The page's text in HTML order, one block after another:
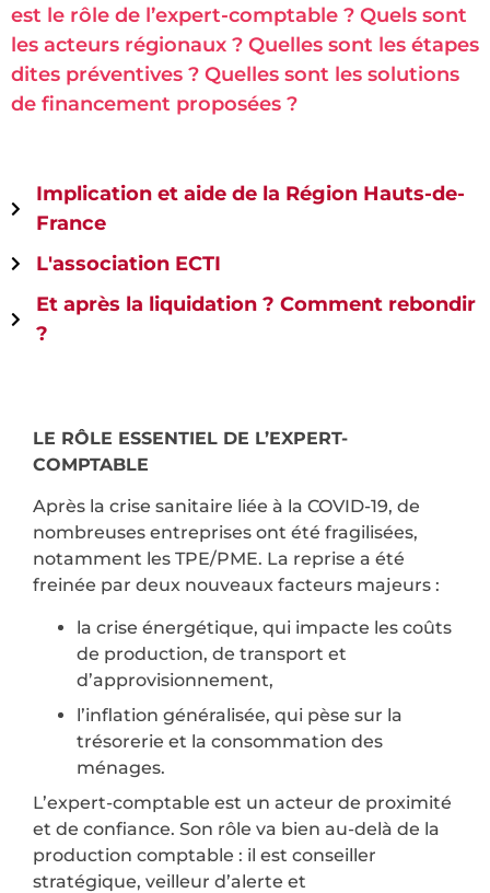
est le rôle de l’expert-comptable ? Quels sont
les acteurs régionaux ? Quelles sont les étapes
dites préventives ? Quelles sont les solutions
de financement proposées ?
Implication et aide de la Région Hauts-de-
France
L'association ECTI
Et après la liquidation ? Comment rebondir
?
LE RÔLE ESSENTIEL DE L’EXPERT-
COMPTABLE
Après la crise sanitaire liée à la COVID-19, de
nombreuses entreprises ont été fragilisées,
notamment les TPE/PME. La reprise a été
freinée par deux nouveaux facteurs majeurs :
la crise énergétique, qui impacte les coûts
de production, de transport et
d’approvisionnement,
l’inflation généralisée, qui pèse sur la
trésorerie et la consommation des
ménages.
L’expert-comptable est un acteur de proximité
et de confiance. Son rôle va bien au-delà de la
production comptable : il est conseiller
stratégique, veilleur d’alerte et